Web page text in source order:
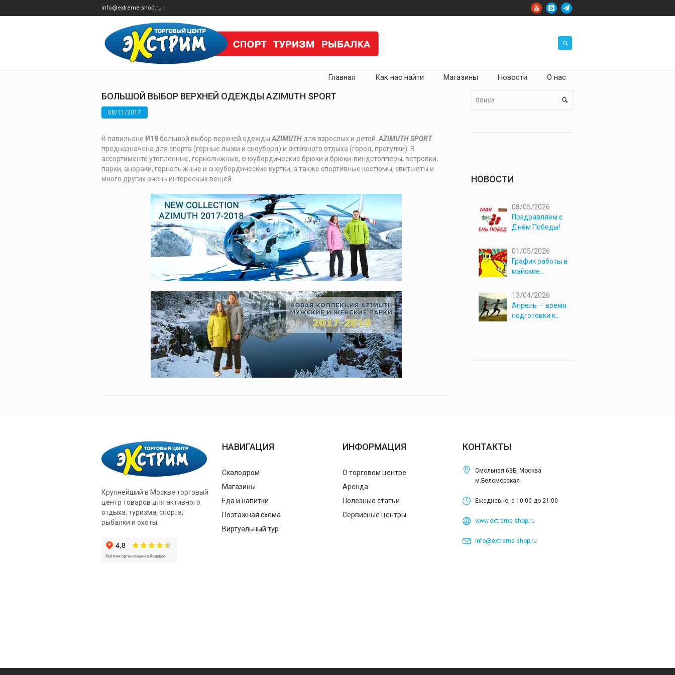
info@extreme-shop.ru
Главная Как нас найти Магазины Новости О нас
БОЛЬШОЙ ВЫБОР ВЕРХНЕЙ ОДЕЖДЫ AZIMUTH SPORT
08/11/2017
В павильоне И19большой выбор верхней одежды AZIMUTH для взрослых и детей. AZIMUTH SPORT
предназначена для спорта (горные лыжи и сноуборд) и активного отдыха (город, прогулки). В
ассортименте утепленные, горнолыжные, сноубордические брюки и брюки-виндстопперы, ветровки,
парки, анораки, горнолыжные и сноубордические куртки, а также спортивные костюмы, свитшоты и
много других очень интересных вещей.
НОВОСТИ
08/05/2026
Поздравляем с
Днём Победы!
01/05/2026
График работы в
майские
13/04/2026
Апрель — время
подготовки к
Крупнейший в Москве торговый
центр товаров для активного
отдыха, туризма, спорта,
рыбалки и охоты.
НАВИГАЦИЯ
Скалодром
Магазины
Еда и напитки
Поэтажная схема
Виртуальный тур
ИНФОРМАЦИЯ
О торговом центре
Аренда
Полезные статьи
Сервисные центры
КОНТАКТЫ
Смольная 63Б, Москва
м.Беломорская
Ежедневно, с 10:00 до 21:00
www.extreme-shop.ru
info@extreme-shop.ru